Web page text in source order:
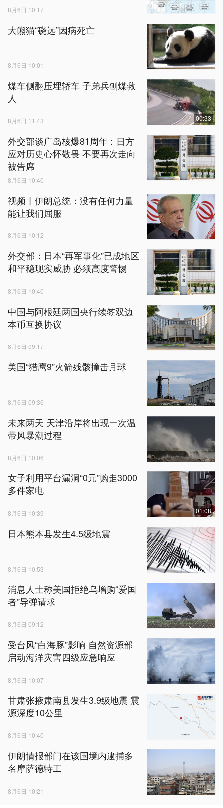
8月6日 10:17
大熊猫“硗远”因病死亡
8月6日 10:01
煤车侧翻压埋轿车 子弟兵刨煤救
人
8月6日 11:43 00:33
外交部谈广岛核爆81周年：日方
应对历史心怀敬畏 不要再次走向
被告席
8月6日 10:40
视频丨伊朗总统：没有任何力量
能让我们屈服
8月6日 10:12
外交部：日本“再军事化”已成地区
和平稳现实威胁 必须高度警惕
8月6日 10:40
中国与阿根廷两国央行续签双边
本币互换协议
8月6日 09:17
美国“猎鹰9”火箭残骸撞击月球
8月6日 09:36
未来两天 天津沿岸将出现一次温
带风暴潮过程
8月6日 10:06
女子利用平台漏洞“0元”购走3000
多件家电
8月6日 10:39 01:08
日本熊本县发生4.5级地震
8月6日 10:53
消息人士称美国拒绝乌增购“爱国
者”导弹请求
8月6日 09:12
受台风“白海豚”影响 自然资源部
启动海洋灾害四级应急响应
8月6日 10:07
甘肃张掖肃南县发生3.9级地震 震
源深度10公里
8月6日 10:40
伊朗情报部门在该国境内逮捕多
名摩萨德特工
8月6日 10:21